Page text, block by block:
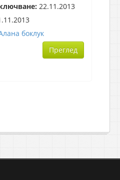
22.11.2013
боклук
Преглед